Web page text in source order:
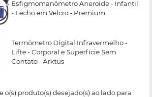
Esfigmomanômetro Aneroide - Infantil
- Fecho em Velcro - Premium
Termômetro Digital Infravermelho -
Lifte - Corporal e Superfície Sem
Contato - Arktus
o(s) produto(s) desejado(s) ao lado para